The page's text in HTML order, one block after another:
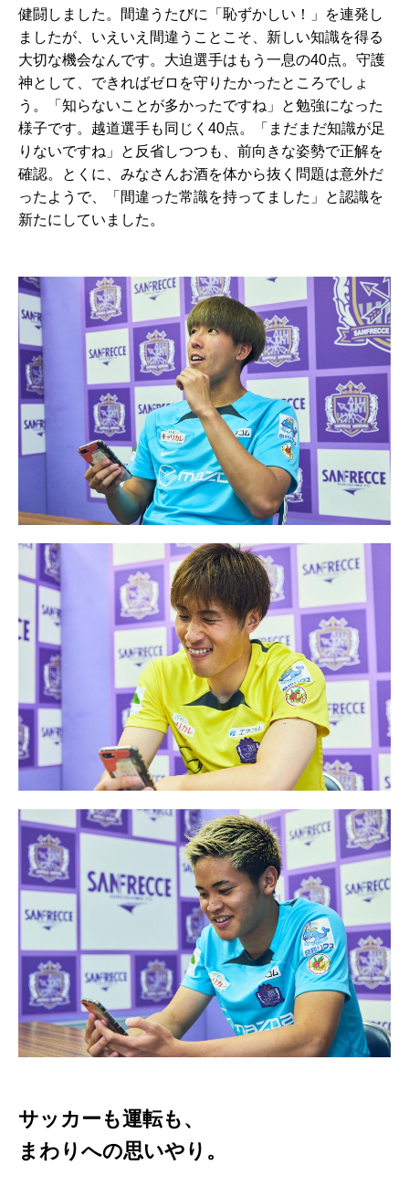
健闘しました。間違うたびに「恥ずかしい！」を連発し
ましたが、いえいえ間違うことこそ、新しい知識を得る
大切な機会なんです。大迫選手はもう一息の40点。守護
神として、できればゼロを守りたかったところでしょ
う。「知らないことが多かったですね」と勉強になった
様子です。越道選手も同じく40点。「まだまだ知識が足
りないですね」と反省しつつも、前向きな姿勢で正解を
確認。とくに、みなさんお酒を体から抜く問題は意外だ
ったようで、「間違った常識を持ってました」と認識を
新たにしていました。
サッカーも運転も、
まわりへの思いやり。